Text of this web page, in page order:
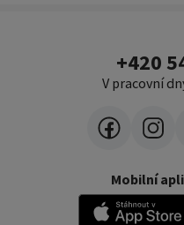
+420
V pracovní
Mobilní